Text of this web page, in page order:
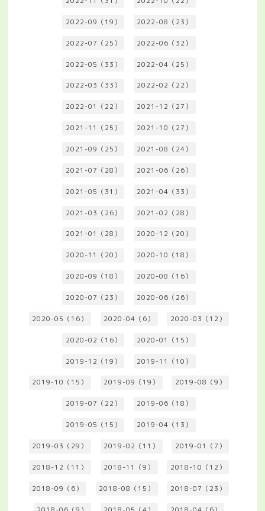
2022-09（19） 2022-08（23）
2022-07（25） 2022-06（32）
2022-05（33） 2022-04（25）
2022-03（33） 2022-02（22）
2022-01（22） 2021-12（27）
2021-11（25） 2021-10（27）
2021-09（25） 2021-08（24）
2021-07（28） 2021-06（26）
2021-05（31） 2021-04（33）
2021-03（26） 2021-02（28）
2021-01（28） 2020-12（20）
2020-11（20） 2020-10（18）
2020-09（18） 2020-08（16）
2020-07（23） 2020-06（26）
2020-05（16） 2020-04（6） 2020-03（12）
2020-02（16） 2020-01（15）
2019-12（19） 2019-11（10）
2019-10（15） 2019-09（19） 2019-08（9）
2019-07（22） 2019-06（18）
2019-05（15） 2019-04（13）
2019-03（29） 2019-02（11） 2019-01（7）
2018-12（11） 2018-11（9） 2018-10（12）
2018-09（6） 2018-08（15） 2018-07（23）